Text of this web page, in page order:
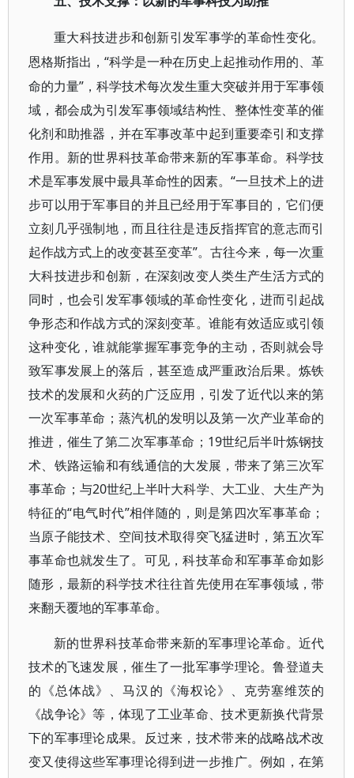
重大科技进步和创新引发军事学的革命性变化。
恩格斯指出，“科学是一种在历史上起推动作用的、革
命的力量”，科学技术每次发生重大突破并用于军事领
域，都会成为引发军事领域结构性、整体性变革的催
化剂和助推器，并在军事改革中起到重要牵引和支撑
作用。新的世界科技革命带来新的军事革命。科学技
术是军事发展中最具革命性的因素。“一旦技术上的进
步可以用于军事目的并且已经用于军事目的，它们便
立刻几乎强制地，而且往往是违反指挥官的意志而引
起作战方式上的改变甚至变革”。古往今来，每一次重
大科技进步和创新，在深刻改变人类生产生活方式的
同时，也会引发军事领域的革命性变化，进而引起战
争形态和作战方式的深刻变革。谁能有效适应或引领
这种变化，谁就能掌握军事竞争的主动，否则就会导
致军事发展上的落后，甚至造成严重政治后果。炼铁
技术的发展和火药的广泛应用，引发了近代以来的第
一次军事革命；蒸汽机的发明以及第一次产业革命的
推进，催生了第二次军事革命；19世纪后半叶炼钢技
术、铁路运输和有线通信的大发展，带来了第三次军
事革命；与20世纪上半叶大科学、大工业、大生产为
特征的“电气时代”相伴随的，则是第四次军事革命；
当原子能技术、空间技术取得突飞猛进时，第五次军
事革命也就发生了。可见，科技革命和军事革命如影
随形，最新的科学技术往往首先使用在军事领域，带
来翻天覆地的军事革命。
新的世界科技革命带来新的军事理论革命。近代
技术的飞速发展，催生了一批军事学理论。鲁登道夫
的《总体战》、马汉的《海权论》、克劳塞维茨的
《战争论》等，体现了工业革命、技术更新换代背景
下的军事理论成果。反过来，技术带来的战略战术改
变又使得这些军事理论得到进一步推广。例如，在第